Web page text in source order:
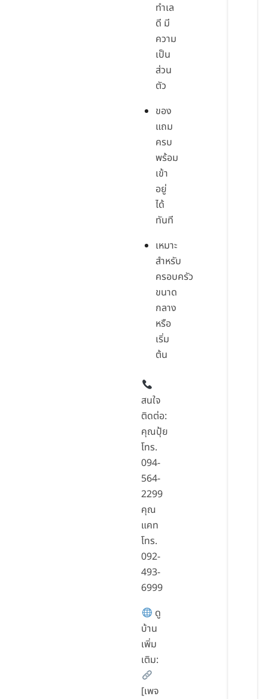
ทำเล
ดี มี
ความ
เป็น
ส่วน
ตัว
ของ
แถม
ครบ
พร้อม
เข้า
อยู่
ได้
ทันที
เหมาะ
สำหรับ
ครอบครัว
ขนาด
กลาง
หรือ
เริ่ม
ต้น
สนใจ
ติดต่อ:
คุณปุ้ย
โทร.
094-
564-
2299
คุณ
แคท
โทร.
092-
493-
6999
ดู
บ้าน
เพิ่ม
เติม:
[เพจ